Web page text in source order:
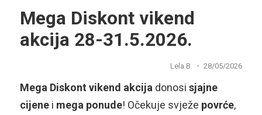
Mega Diskont vikend
akcija 28-31.5.2026.
Lela B. 28/05/2026
Mega Diskont vikend akcija donosi sjajne
cijenei mega ponude! Očekuje svježe povrće,